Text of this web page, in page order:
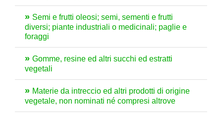
Semi e frutti oleosi; semi, sementi e frutti
diversi; piante industriali o medicinali; paglie e
foraggi
Gomme, resine ed altri succhi ed estratti
vegetali
Materie da intreccio ed altri prodotti di origine
vegetale, non nominati né compresi altrove